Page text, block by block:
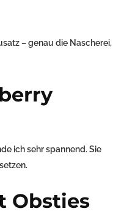
– genau die Nascherei,
ich sehr spannend. Sie
Obsties